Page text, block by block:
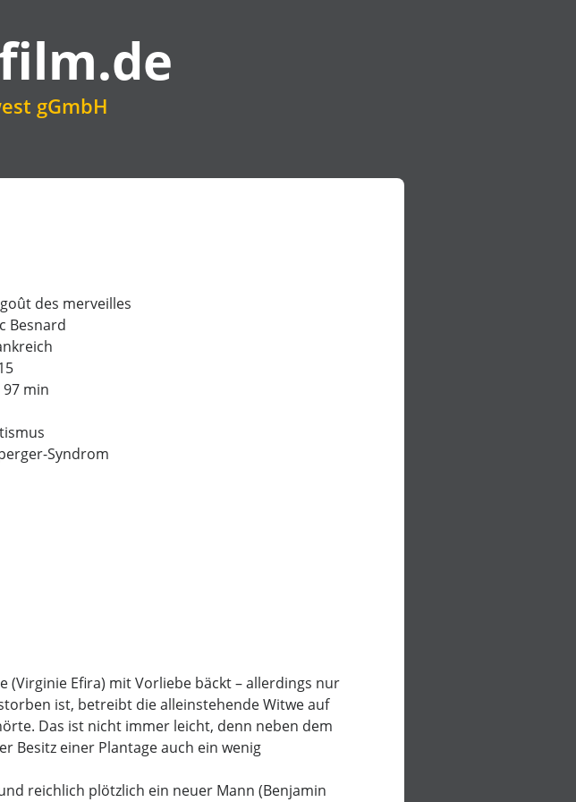
gGmbH
des merveilles
Besnard
97 min
Syndrom
(Virginie Efira) mit Vorliebe bäckt – allerdings nur
ist, betreibt die alleinstehende Witwe auf
Das ist nicht immer leicht, denn neben dem
Besitz einer Plantage auch ein wenig
reichlich plötzlich ein neuer Mann (Benjamin